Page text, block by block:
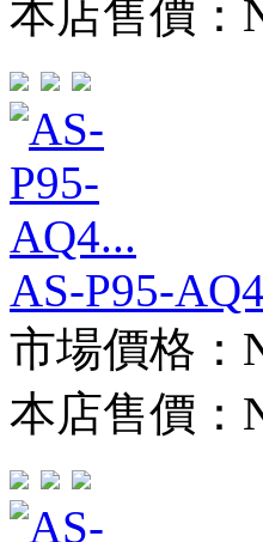
本店售價：
AS-P95-
市場價格：
本店售價：